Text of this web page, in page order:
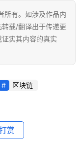
所有。如涉及作品内
载/翻译出于传递更
实其内容的真实
区块链
赏